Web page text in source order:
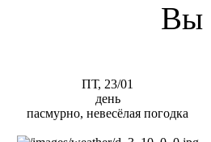
Вы
ПТ, 23/01
день
пасмурно, невесёлая погодка